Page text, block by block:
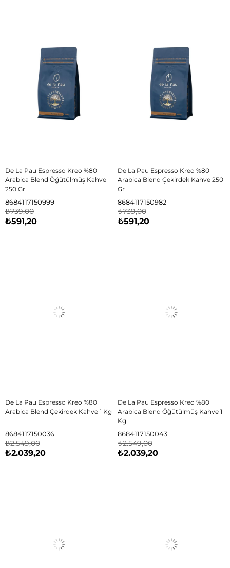
De La Pau Espresso Kreo %80
Arabica Blend Öğütülmüş Kahve
250 Gr
8684117150999
₺591,20
₺739,00
De La Pau Espresso Kreo %80
Arabica Blend Çekirdek Kahve 250
Gr
8684117150982
₺591,20
₺739,00
De La Pau Espresso Kreo %80
Arabica Blend Çekirdek Kahve 1 Kg
8684117150036
₺2.039,20
₺2.549,00
De La Pau Espresso Kreo %80
Arabica Blend Öğütülmüş Kahve 1
Kg
8684117150043
₺2.039,20
₺2.549,00